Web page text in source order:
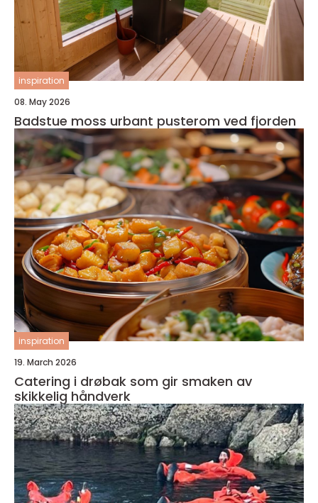
inspiration
08. May 2026
Badstue moss urbant pusterom ved fjorden
inspiration
19. March 2026
Catering i drøbak som gir smaken av
skikkelig håndverk